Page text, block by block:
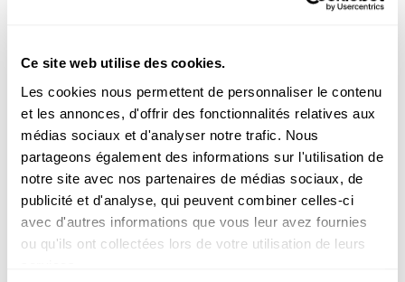
Ce site web utilise des cookies.
Les cookies nous permettent de personnaliser le contenu
et les annonces, d'offrir des fonctionnalités relatives aux
médias sociaux et d'analyser notre trafic. Nous
partageons également des informations sur l'utilisation de
notre site avec nos partenaires de médias sociaux, de
publicité et d'analyse, qui peuvent combiner celles-ci
avec d'autres informations que vous leur avez fournies
ou qu'ils ont collectées lors de votre utilisation de leurs
Recherche au Luxembourg
NOUVEAUTÉS EN SCIENCE
Rétrospective 2022 : L’essentiel des résultats
de la recherche au Luxembourg
Une sélection des résultats de recherche les plus marquants de
l’année 2022 au Luxembourg.
Université du Luxembourg,LIH, LCSB ,SnT,LIST ,Liser ,STATEC